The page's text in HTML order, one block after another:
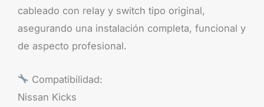
cableado con relay y switch tipo original,
asegurando una instalación completa, funcional y
de aspecto profesional.
Compatibilidad:
Nissan Kicks